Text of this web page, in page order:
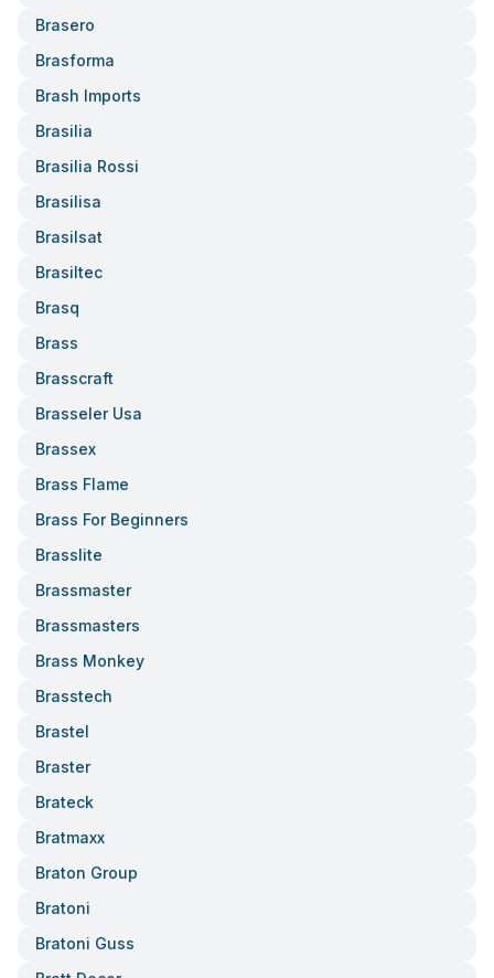
Brasero
Brasforma
Brash Imports
Brasilia
Brasilia Rossi
Brasilisa
Brasilsat
Brasiltec
Brasq
Brass
Brasscraft
Brasseler Usa
Brassex
Brass Flame
Brass For Beginners
Brasslite
Brassmaster
Brassmasters
Brass Monkey
Brasstech
Brastel
Braster
Brateck
Bratmaxx
Braton Group
Bratoni
Bratoni Guss